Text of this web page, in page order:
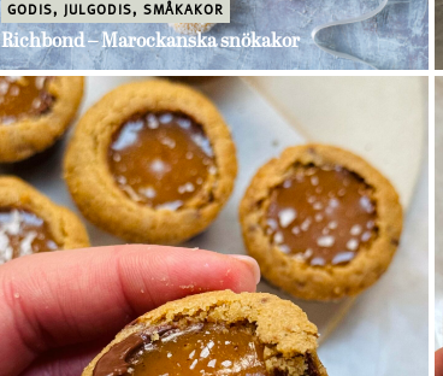
GODIS, JULGODIS, SMÅKAKOR
Richbond – Marockanska snökakor